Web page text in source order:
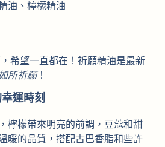
油、檸檬精油
希望一直都在！祈願精油是最新
所祈願！
運時刻
檸檬帶來明亮的前調，豆蔻和甜
暖的品質，搭配古巴香脂和些許